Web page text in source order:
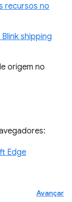
recursos no
shipping
origem no
Edge
Avançar